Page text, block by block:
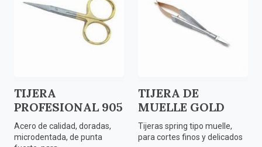
TIJERA
PROFESIONAL 905
Acero de calidad, doradas,
microdentada, de punta
TIJERA DE
MUELLE GOLD
Tijeras spring tipo muelle,
para cortes finos y delicados